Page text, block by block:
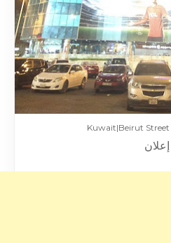
إعلان